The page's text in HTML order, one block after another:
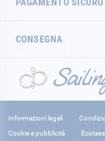
CONSEGNA
Informazioni legali
Cookie e pubblicità